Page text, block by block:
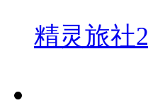
精灵旅社2